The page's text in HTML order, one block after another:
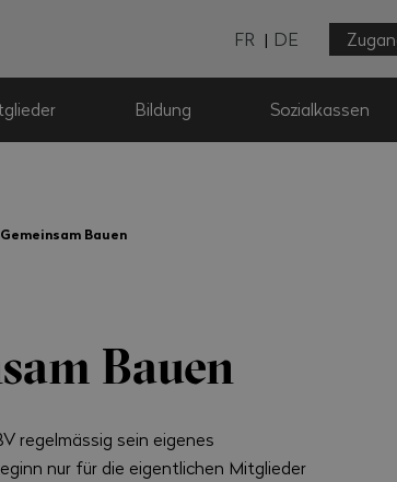
FR DE
Bildung Sozialkassen
Bauen
Bauen
regelmässig sein eigenes
nur für die eigentlichen Mitglieder